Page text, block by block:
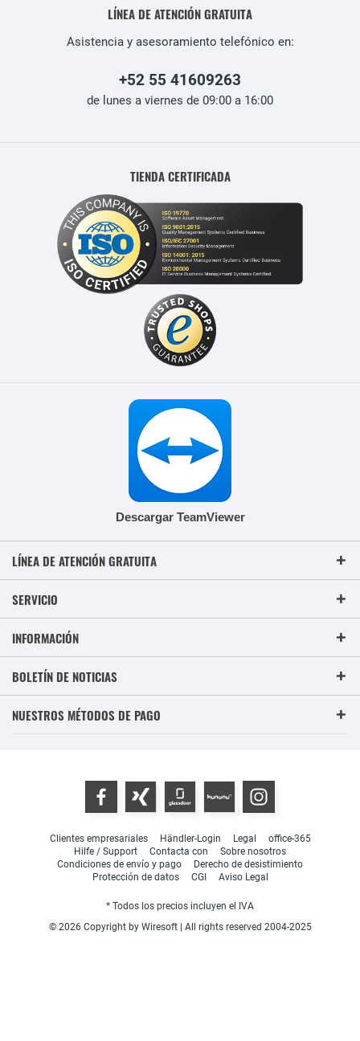
LÍNEA DE ATENCIÓN GRATUITA
Asistencia y asesoramiento telefónico en:
+52 55 41609263
de lunes a viernes de 09:00 a 16:00
TIENDA CERTIFICADA
Descargar TeamViewer
LÍNEA DE ATENCIÓN GRATUITA
SERVICIO
INFORMACIÓN
BOLETÍN DE NOTICIAS
NUESTROS MÉTODOS DE PAGO
Clientes empresariales Händler-Login Legal
office-365
Hilfe / Support
Contacta con
Sobre nosotros
Condiciones de envío y pago
Derecho de desistimiento
Protección de datos
CGI Aviso Legal
* Todos los precios incluyen el IVA
© 2026 Copyright by Wiresoft | All rights reserved 2004-2025